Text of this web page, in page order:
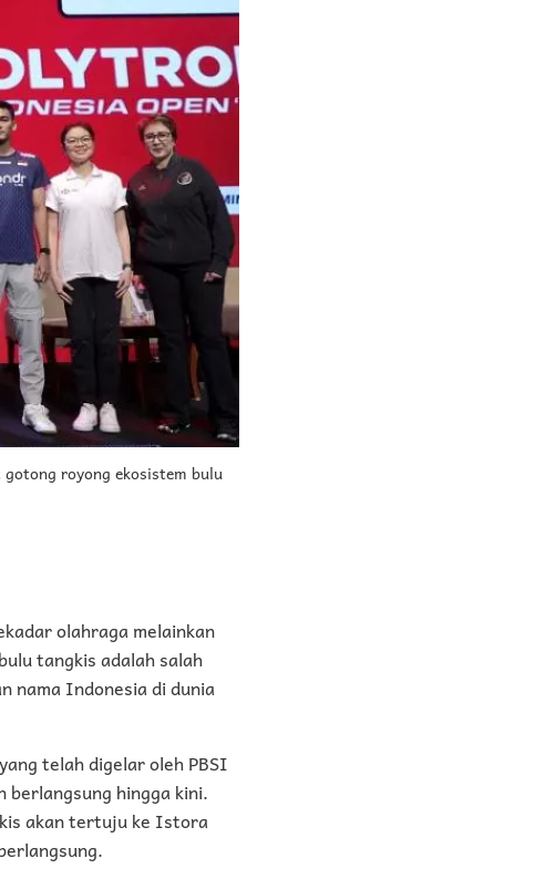
royong ekosistem bulu
olahraga melainkan
tangkis adalah salah
nama Indonesia di dunia
telah digelar oleh PBSI
berlangsung hingga kini.
akan tertuju ke Istora